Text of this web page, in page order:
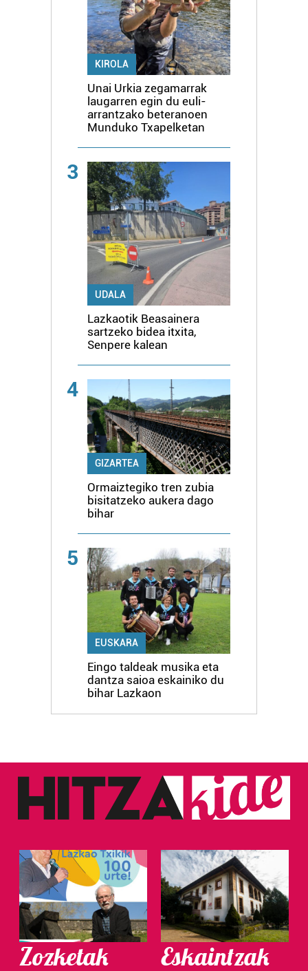
KIROLA
Unai Urkia zegamarrak
laugarren egin du euli-
arrantzako beteranoen
Munduko Txapelketan
3
UDALA
Lazkaotik Beasainera
sartzeko bidea itxita,
Senpere kalean
4
GIZARTEA
Ormaiztegiko tren zubia
bisitatzeko aukera dago
bihar
5
EUSKARA
Eingo taldeak musika eta
dantza saioa eskainiko du
bihar Lazkaon
Zozketak Eskaintzak